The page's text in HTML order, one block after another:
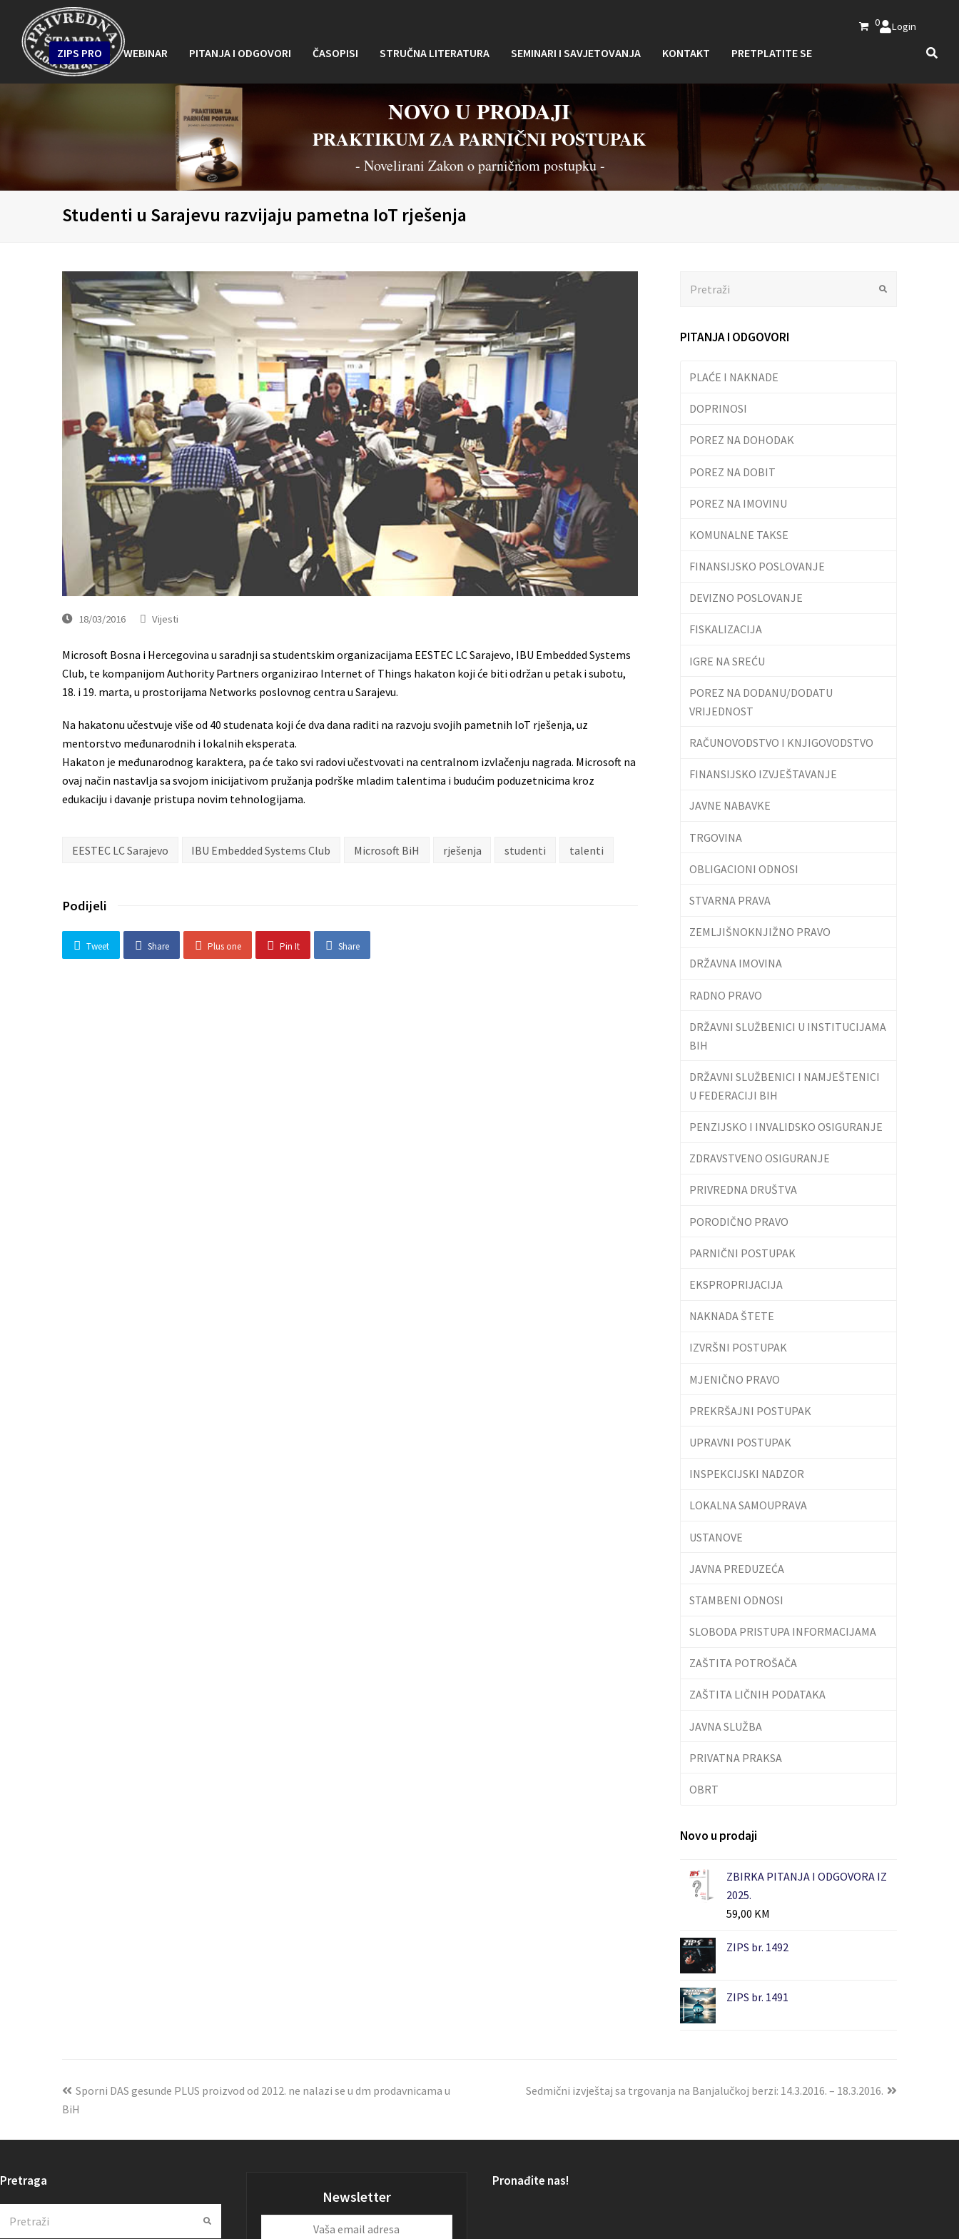
0 Login
ZIPS PRO WEBINAR PITANJA I ODGOVORI ČASOPISI STRUČNA LITERATURA SEMINARI I SAVJETOVANJA KONTAKT PRETPLATITE SE
NOVO U PRODAJI
PRAKTIKUM ZA PARNIČNI POSTUPAK
- Novelirani Zakon o parničnom postupku -
Studenti u Sarajevu razvijaju pametna IoT rješenja
18/03/2016 Vijesti
Microsoft Bosna i Hercegovina u saradnji sa studentskim organizacijama EESTEC LC Sarajevo, IBU Embedded Systems
Club, te kompanijom Authority Partners organizirao Internet of Things hakaton koji će biti održan u petak i subotu,
18. i 19. marta, u prostorijama Networks poslovnog centra u Sarajevu.
Na hakatonu učestvuje više od 40 studenata koji će dva dana raditi na razvoju svojih pametnih IoT rješenja, uz
mentorstvo međunarodnih i lokalnih eksperata.
Hakaton je međunarodnog karaktera, pa će tako svi radovi učestvovati na centralnom izvlačenju nagrada. Microsoft na
ovaj način nastavlja sa svojom inicijativom pružanja podrške mladim talentima i budućim poduzetnicima kroz
edukaciju i davanje pristupa novim tehnologijama.
EESTEC LC Sarajevo IBU Embedded Systems Club Microsoft BiH rješenja studenti talenti
Podijeli
Tweet Share Plus one Pin It Share
PITANJA I ODGOVORI
PLAĆE I NAKNADE
DOPRINOSI
POREZ NA DOHODAK
POREZ NA DOBIT
POREZ NA IMOVINU
KOMUNALNE TAKSE
FINANSIJSKO POSLOVANJE
DEVIZNO POSLOVANJE
FISKALIZACIJA
IGRE NA SREĆU
POREZ NA DODANU/DODATU
VRIJEDNOST
RAČUNOVODSTVO I KNJIGOVODSTVO
FINANSIJSKO IZVJEŠTAVANJE
JAVNE NABAVKE
TRGOVINA
OBLIGACIONI ODNOSI
STVARNA PRAVA
ZEMLJIŠNOKNJIŽNO PRAVO
DRŽAVNA IMOVINA
RADNO PRAVO
DRŽAVNI SLUŽBENICI U INSTITUCIJAMA
BIH
DRŽAVNI SLUŽBENICI I NAMJEŠTENICI
U FEDERACIJI BIH
PENZIJSKO I INVALIDSKO OSIGURANJE
ZDRAVSTVENO OSIGURANJE
PRIVREDNA DRUŠTVA
PORODIČNO PRAVO
PARNIČNI POSTUPAK
EKSPROPRIJACIJA
NAKNADA ŠTETE
IZVRŠNI POSTUPAK
MJENIČNO PRAVO
PREKRŠAJNI POSTUPAK
UPRAVNI POSTUPAK
INSPEKCIJSKI NADZOR
LOKALNA SAMOUPRAVA
USTANOVE
JAVNA PREDUZEĆA
STAMBENI ODNOSI
SLOBODA PRISTUPA INFORMACIJAMA
ZAŠTITA POTROŠAČA
ZAŠTITA LIČNIH PODATAKA
JAVNA SLUŽBA
PRIVATNA PRAKSA
OBRT
Novo u prodaji
ZBIRKA PITANJA I ODGOVORA IZ
2025.
59,00 KM
ZIPS br. 1492
ZIPS br. 1491
Sporni DAS gesunde PLUS proizvod od 2012. ne nalazi se u dm prodavnicama u
BiH
Sedmični izvještaj sa trgovanja na Banjalučkoj berzi: 14.3.2016. – 18.3.2016.
Pretraga
Submit
Newsletter
Pronađite nas!